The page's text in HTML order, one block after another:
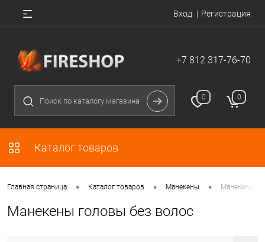
Вход Регистрация
+7 812 317-76-70
0 0
Каталог товаров
Главная страница • Каталог товаров • Манекены • Манекены
Манекены головы без волос